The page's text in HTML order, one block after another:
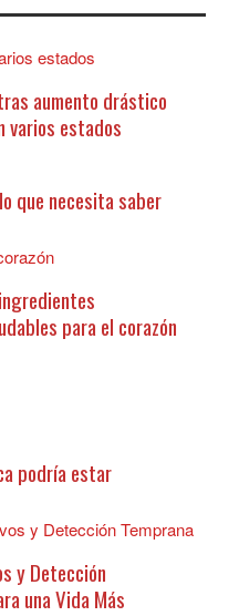
aumento drástico
varios estados
que necesita saber
para el corazón
podría estar
y Detección
una Vida Más